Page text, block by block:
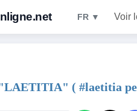
FR ▼ Voir
( #laetitia